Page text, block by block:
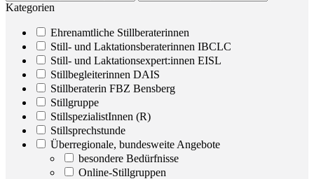
Kategorien
Ehrenamtliche Stillberaterinnen
Still- und Laktationsberaterinnen IBCLC
Still- und Laktationsexpert:innen EISL
Stillbegleiterinnen DAIS
Stillberaterin FBZ Bensberg
Stillgruppe
StillspezialistInnen (R)
Stillsprechstunde
Überregionale, bundesweite Angebote
besondere Bedürfnisse
Online-Stillgruppen